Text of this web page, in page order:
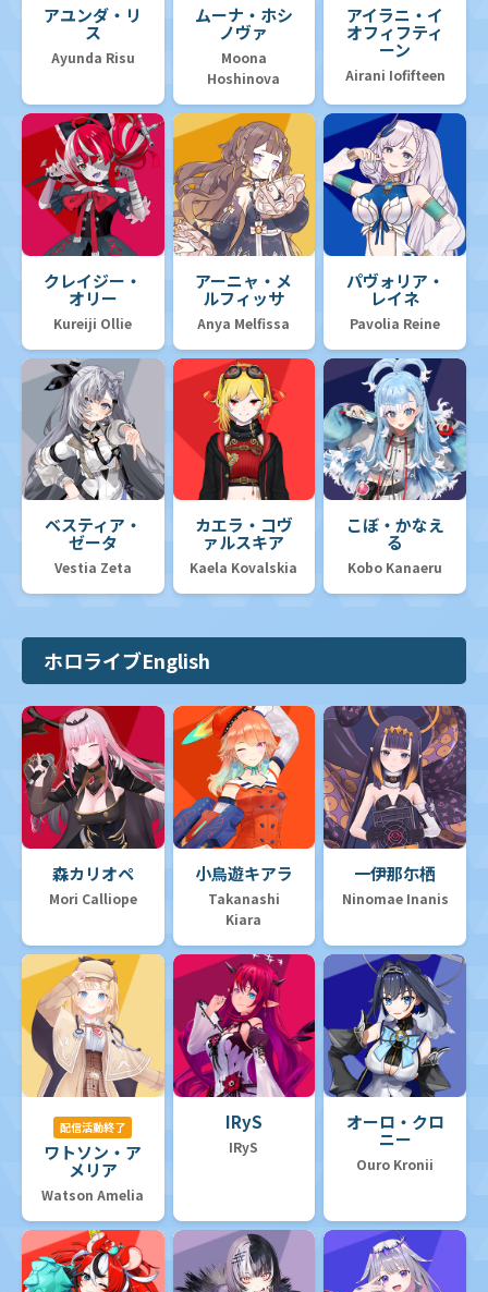
アユンダ・リ
ス
Ayunda Risu
ムーナ・ホシ
ノヴァ
Moona
Hoshinova
アイラニ・イ
オフィフティ
ーン
Airani Iofifteen
クレイジー・
オリー
Kureiji Ollie
アーニャ・メ
ルフィッサ
Anya Melfissa
パヴォリア・
レイネ
Pavolia Reine
ベスティア・
ゼータ
Vestia Zeta
カエラ・コヴ
ァルスキア
Kaela Kovalskia
こぼ・かなえ
る
Kobo Kanaeru
ホロライブEnglish
森カリオペ
Mori Calliope
小鳥遊キアラ
Takanashi
Kiara
一伊那尓栖
Ninomae Inanis
配信活動終了
ワトソン・ア
メリア
Watson Amelia
IRyS
IRyS
オーロ・クロ
ニー
Ouro Kronii